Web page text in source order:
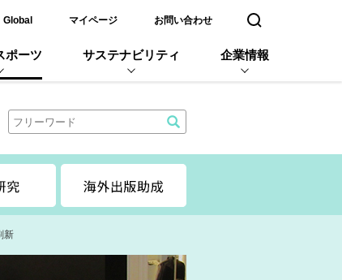
Global新しいウィンドウで開く
マイページ お問い合わせ 検索窓を開く
ポーツ サステナビリティ 企業情報
新